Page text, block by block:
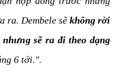
ra. Dembele sẽkhông rời
sẽ ra đi theo dạng
6 tới.".